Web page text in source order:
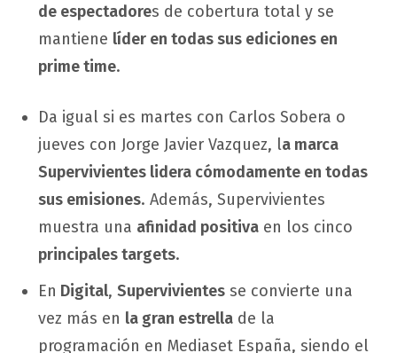
de espectadores de cobertura total y se
mantiene líder en todas sus ediciones en
prime time.
Da igual si es martes con Carlos Sobera o
jueves con Jorge Javier Vazquez, la marca
Supervivientes lidera cómodamente en todas
sus emisiones. Además, Supervivientes
muestra una afinidad positiva en los cinco
principales targets.
En Digital, Supervivientes se convierte una
vez más en la gran estrella de la
programación en Mediaset España, siendo el